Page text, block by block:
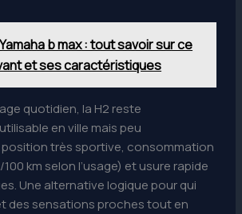
Yamaha b max : tout savoir sur ce
et ses caractéristiques
quotidien, la H2 reste
en ville mais peu
très sportive, consommation
100 km selon l’usage) et usure rapide
Une alternative logique pour qui
des sensations proches tout en